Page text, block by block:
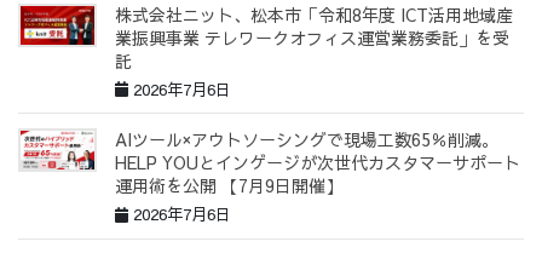
株式会社ニット、松本市「令和8年度 ICT活用地域産
業振興事業 テレワークオフィス運営業務委託」を受
託
2026年7月6日
AIツール×アウトソーシングで現場工数65％削減。
HELP YOUとインゲージが次世代カスタマーサポート
運用術を公開 【7月9日開催】
2026年7月6日